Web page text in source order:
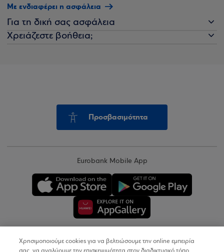
Με ενδιαφέρει η ασφάλεια
Για τη δική σας ασφάλεια
Χρειάζεστε βοήθεια;
Προσβασιμότητα
Eurobank Mobile App
Copyright © 2026
Χρησιμοποιούμε cookies για να βελτιώσουμε την online εμπειρία